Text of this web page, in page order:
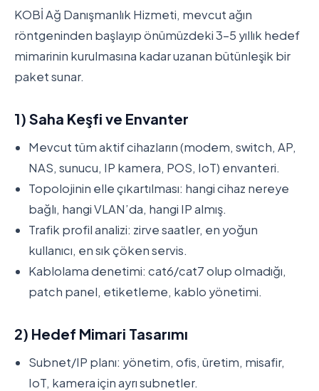
KOBİ Ağ Danışmanlık Hizmeti, mevcut ağın
röntgeninden başlayıp önümüzdeki 3-5 yıllık hedef
mimarinin kurulmasına kadar uzanan bütünleşik bir
paket sunar.
1) Saha Keşfi ve Envanter
Mevcut tüm aktif cihazların (modem, switch, AP,
NAS, sunucu, IP kamera, POS, IoT) envanteri.
Topolojinin elle çıkartılması: hangi cihaz nereye
bağlı, hangi VLAN’da, hangi IP almış.
Trafik profil analizi: zirve saatler, en yoğun
kullanıcı, en sık çöken servis.
Kablolama denetimi: cat6/cat7 olup olmadığı,
patch panel, etiketleme, kablo yönetimi.
2) Hedef Mimari Tasarımı
Subnet/IP planı: yönetim, ofis, üretim, misafir,
IoT, kamera için ayrı subnetler.